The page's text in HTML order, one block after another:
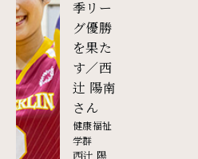
季リー
グ優勝
を果た
す／西
辻 陽南
さん外部リンク
健康福祉
学群
西辻 陽